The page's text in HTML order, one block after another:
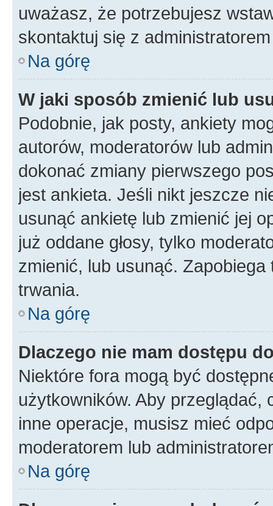
uważasz, że potrzebujesz
skontaktuj się z
Na górę
W jaki sposób zmienić lub
Podobnie, jak posty, ankiety
autorów, moderatorów lub
dokonać zmiany pierwszego
jest ankieta. Jeśli nikt jeszcze
usunąć ankietę lub zmienić jej
już oddane głosy, tylko
zmienić, lub usunąć.
trwania.
Na górę
Dlaczego nie mam dostępu
Niektóre fora mogą być
użytkowników. Aby
inne operacje, musisz mieć
moderatorem lub
Na górę